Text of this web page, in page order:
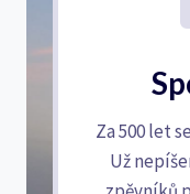
Za 500 let
Už